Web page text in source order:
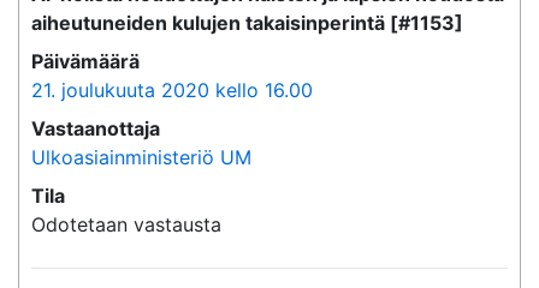
aiheutuneiden kulujen takaisinperintä [#1153]
Päivämäärä
21. joulukuuta 2020 kello 16.00
Vastaanottaja
Ulkoasiainministeriö UM
Tila
Odotetaan vastausta